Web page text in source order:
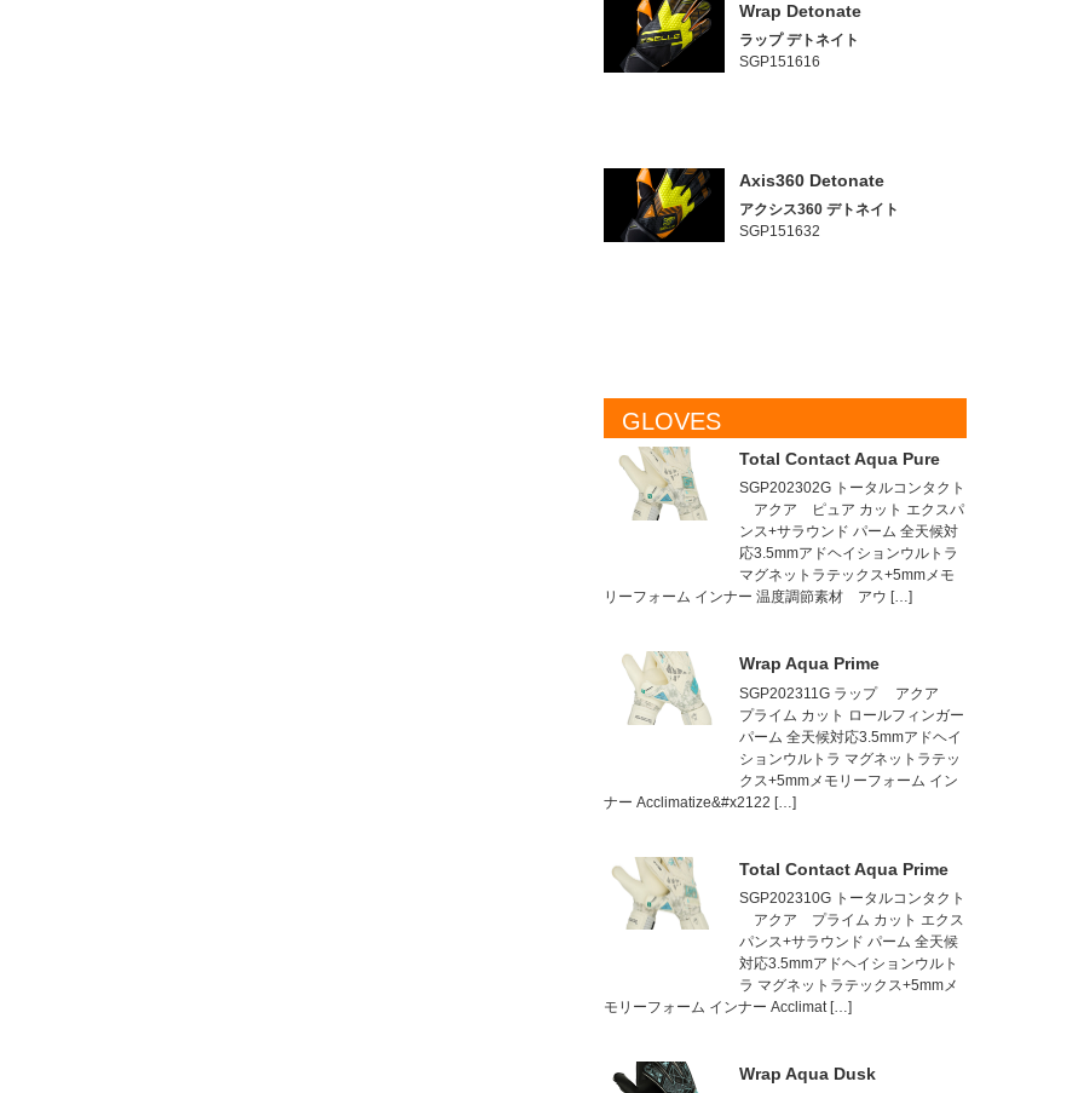
Wrap Detonate
ラップ デトネイト
SGP151616
Axis360 Detonate
アクシス360 デトネイト
SGP151632
GLOVES
Total Contact Aqua Pure
SGP202302G トータルコンタクト
アクア ピュア カット エクスパ
ンス+サラウンド パーム 全天候対
応3.5mmアドヘイションウルトラ
マグネットラテックス+5mmメモ
リーフォーム インナー 温度調節素材 アウ […]
Wrap Aqua Prime
SGP202311G ラップ アクア
プライム カット ロールフィンガー
パーム 全天候対応3.5mmアドヘイ
ションウルトラ マグネットラテッ
クス+5mmメモリーフォーム イン
ナー Acclimatize&#x2122 […]
Total Contact Aqua Prime
SGP202310G トータルコンタクト
アクア プライム カット エクス
パンス+サラウンド パーム 全天候
対応3.5mmアドヘイションウルト
ラ マグネットラテックス+5mmメ
モリーフォーム インナー Acclimat […]
Wrap Aqua Dusk